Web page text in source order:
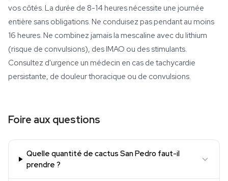
vos côtés. La durée de 8-14 heures nécessite une journée
entière sans obligations. Ne conduisez pas pendant au moins
16 heures. Ne combinez jamais la mescaline avec du lithium
(risque de convulsions), des IMAO ou des stimulants.
Consultez d'urgence un médecin en cas de tachycardie
persistante, de douleur thoracique ou de convulsions.
Foire aux questions
Quelle quantité de cactus San Pedro faut-il
prendre ?